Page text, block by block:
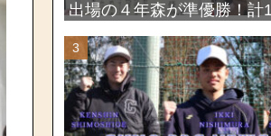
出場の４年森が準優勝！計
剣道選手権大会・第72回
選手権大会